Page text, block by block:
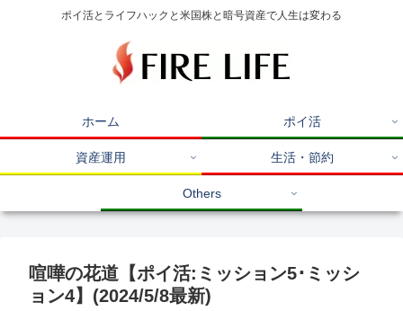
ポイ活とライフハックと米国株と暗号資産で人生は変わる
ホーム ポイ活
資産運用 生活・節約
Others
喧嘩の花道【ポイ活:ミッション5･ミッシ
ョン4】(2024/5/8最新)